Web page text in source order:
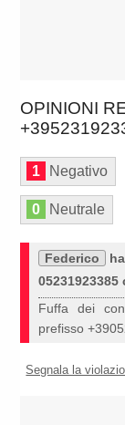
OPINIONI
1 Negativo
0 Neutrale
Federico
Fuffa dei
prefisso
Segnala la